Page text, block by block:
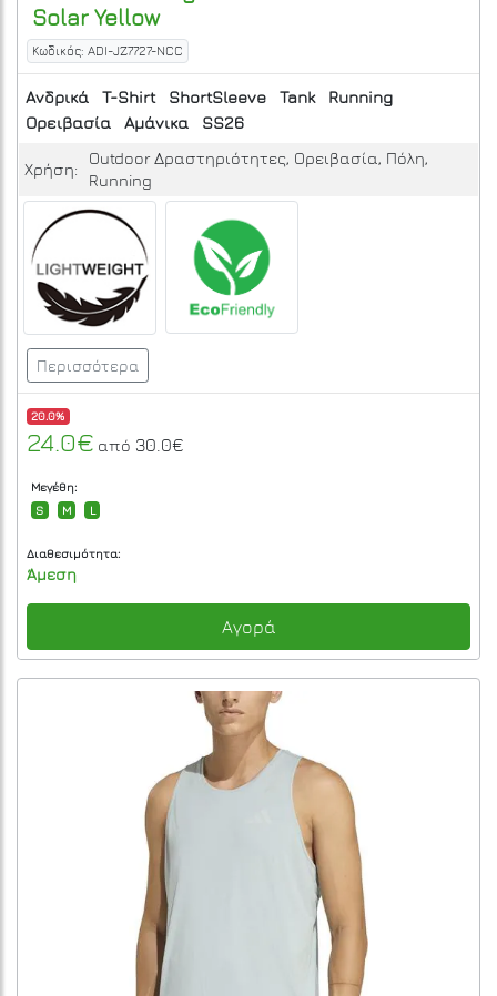
Solar Yellow
Κωδικός: ADI-JZ7727-NCC
Ανδρικά T-Shirt ShortSleeve Tank
Running
Ορειβασία
Αμάνικα SS26
Χρήση:
Outdoor Δραστηριότητες, Ορειβασία, Πόλη,
Running
Περισσότερα
20.0%
24.0€ από 30.0€
Μεγέθη:
S
M L
Διαθεσιμότητα:
Άμεση
Αγορά